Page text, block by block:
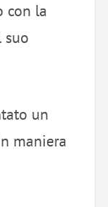
con la
suo
un
maniera